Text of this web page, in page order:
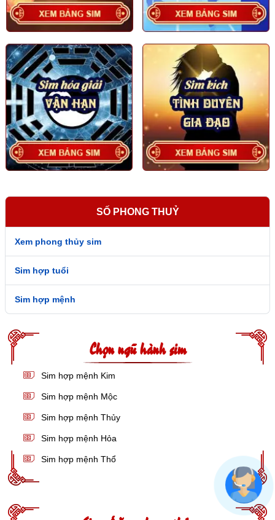
SỐ PHONG THUỶ
Xem phong thủy sim
Sim hợp tuổi
Sim hợp mệnh
Chọn ngũ hành sim
Sim hợp mệnh Kim
Sim hợp mệnh Mộc
Sim hợp mệnh Thủy
Sim hợp mệnh Hỏa
Sim hợp mệnh Thổ